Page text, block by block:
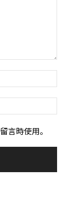
言時使用。